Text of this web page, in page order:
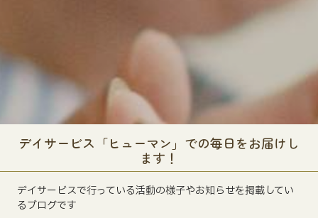
デイサービス「ヒューマン」での毎日をお届けし
ます！
デイサービスで行っている活動の様子やお知らせを掲載してい
るブログです